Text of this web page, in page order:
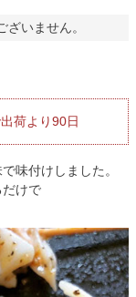
いません。
荷より90日
味付けしました。
けで